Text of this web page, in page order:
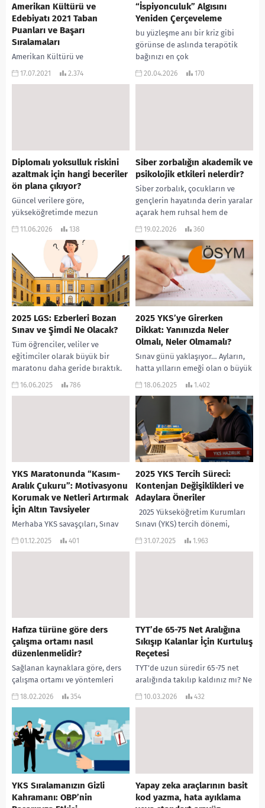
Amerikan Kültürü ve
Edebiyatı 2021 Taban
Puanları ve Başarı
Sıralamaları
Amerikan Kültürü ve
Edebiyatı Taban Puanları
17.07.2021 2.374
“İspiyonculuk” Algısını
Yeniden Çerçeveleme
bu yüzleşme anı bir kriz gibi
görünse de aslında terapötik
bağınızı en çok
güçlendirebileceğiniz, gencin
20.04.2026 170
Diplomalı yoksulluk riskini
azaltmak için hangi beceriler
ön plana çıkıyor?
Güncel verilere göre,
yükseköğretimde mezun
sayısının artmasıyla birlikte
sadece diploma sahibi olmanın
bireyleri ekonomik
kırılganlıklara ve...
11.06.2026 138
Siber zorbalığın akademik ve
psikolojik etkileri nelerdir?
Siber zorbalık, çocukların ve
gençlerin hayatında derin yaralar
açarak hem ruhsal hem de
eğitimsel süreçlerini ciddi
Kaynaklarda yer...
19.02.2026 360
2025 LGS: Ezberleri Bozan
Sınav ve Şimdi Ne Olacak?
Tüm öğrenciler, veliler ve
eğitimciler olarak büyük bir
maratonu daha geride bıraktık.
Haftalarca süren emek, uykusuz
16.06.2025 786
2025 YKS’ye Girerken
Dikkat: Yanınızda Neler
Olmalı, Neler Olmamalı?
Sınav günü yaklaşıyor… Ayların,
hatta yılların emeği olan o büyük
güne artık sayılı zaman kaldı.
çözdünüz, konuları...
18.06.2025 1.402
YKS Maratonunda “Kasım-
Aralık Çukuru”: Motivasyonu
Korumak ve Netleri Artırmak
İçin Altın Tavsiyeler
Merhaba YKS savaşçıları, Sınav
maratonunun belki de en zorlu
01.12.2025 401
2025 YKS Tercih Süreci:
Kontenjan Değişiklikleri ve
Adaylara Öneriler
2025 Yükseköğretim Kurumları
Sınavı (YKS) tercih dönemi,
önceki yıllardan oldukça farklı
31.07.2025 1.963
Hafıza türüne göre ders
çalışma ortamı nasıl
düzenlenmelidir?
Sağlanan kaynaklara göre, ders
çalışma ortamı ve yöntemleri
öğrencinin baskın hafıza türüne
18.02.2026 354
TYT’de 65-75 Net Aralığına
Sıkışıp Kalanlar İçin Kurtuluş
Reçetesi
TYT’de uzun süredir 65-75 net
aralığında takılıp kaldınız mı? Ne
kadar çalışırsanız çalışın o barajı
10.03.2026 432
YKS Sıralamanızın Gizli
Kahramanı: OBP’nin
Yapay zeka araçlarının basit
kod yazma, hata ayıklama